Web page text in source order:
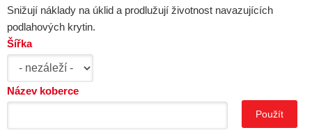
Snižují náklady na úklid a prodlužují životnost navazujících
podlahových krytin.
Šířka
Název koberce